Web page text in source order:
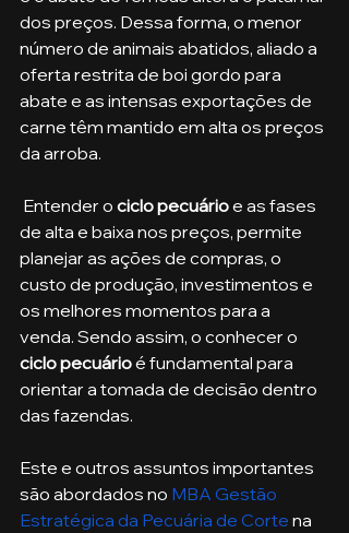
dos preços. Dessa forma, o menor
número de animais abatidos, aliado a
oferta restrita de boi gordo para
abate e as intensas exportações de
carne têm mantido em alta os preços
da arroba.
Entender o ciclo pecuário e as fases
de alta e baixa nos preços, permite
planejar as ações de compras, o
custo de produção, investimentos e
os melhores momentos para a
venda. Sendo assim, o conhecer o
ciclo pecuário é fundamental para
orientar a tomada de decisão dentro
das fazendas.
Este e outros assuntos importantes
são abordados no MBA Gestão
Estratégica da Pecuária de Corte na